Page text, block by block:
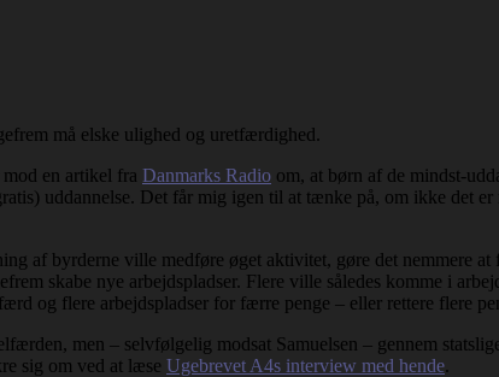
må elske ulighed og uretfærdighed.
en artikel fra Danmarks Radio om, at børn af de mindst-
uddannelse. Det får mig igen til at tænke på, om ikke det
af byrderne ville medføre øget aktivitet, gøre det nemmere
skabe nye arbejdspladser. Flere ville således komme i
og flere arbejdspladser for færre penge – eller rettere flere
men – selvfølgelig modsat Samuelsen – gennem
sig om ved at læse Ugebrevet A4s interview med hende.